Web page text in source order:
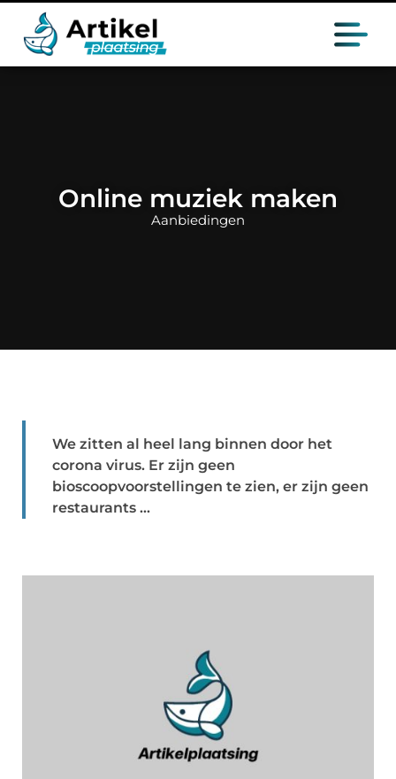
Online muziek maken
Aanbiedingen
We zitten al heel lang binnen door het
corona virus. Er zijn geen
bioscoopvoorstellingen te zien, er zijn geen
restaurants ...